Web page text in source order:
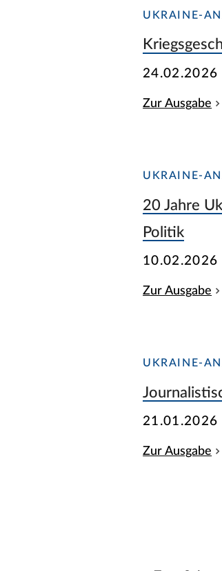
UKRAINE-
24.02.2026
Zur Ausgabe
UKRAINE-
20 Jahre
Politik
10.02.2026
Zur Ausgabe
UKRAINE-
21.01.2026
Zur Ausgabe